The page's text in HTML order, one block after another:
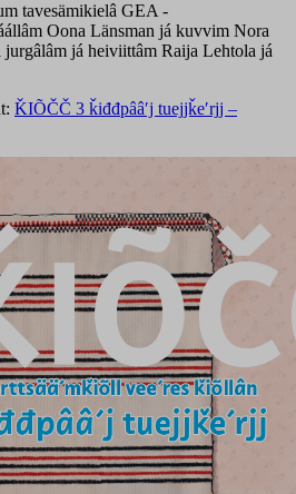
tavesämikielâ GEA -
Oona Länsman já kuvvim Nora
já heiviittâm Raija Lehtola já
ǨIÕČČ 3 ǩiđđpââʹj tuejjǩeʹrjj –